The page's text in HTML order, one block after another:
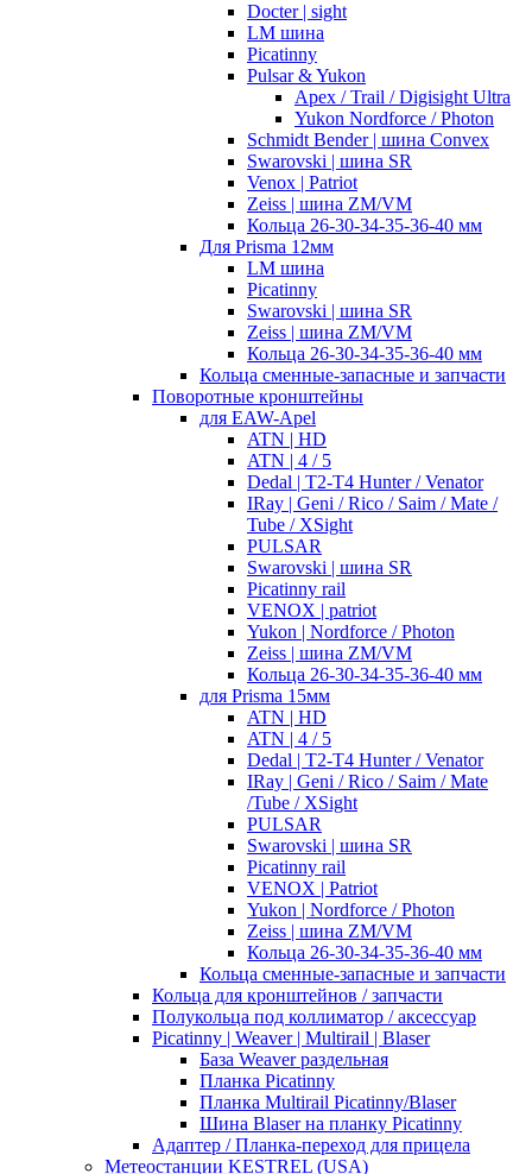
Docter | sight
LM шина
Picatinny
Pulsar & Yukon
Apex / Trail / Digisight Ultra
Yukon Nordforce / Photon
Schmidt Bender | шина Convex
Swarovski | шина SR
Venox | Patriot
Zeiss | шина ZM/VM
Кольца 26-30-34-35-36-40 мм
Для Prisma 12мм
LM шина
Picatinny
Swarovski | шина SR
Zeiss | шина ZM/VM
Кольца 26-30-34-35-36-40 мм
Кольца сменные-запасные и запчасти
Поворотные кронштейны
для EAW-Apel
ATN | HD
ATN | 4 / 5
Dedal | T2-T4 Hunter / Venator
IRay | Geni / Rico / Saim / Mate /
Tube / XSight
PULSAR
Swarovski | шина SR
Picatinny rail
VENOX | patriot
Yukon | Nordforce / Photon
Zeiss | шина ZM/VM
Кольца 26-30-34-35-36-40 мм
для Prisma 15мм
ATN | HD
ATN | 4 / 5
Dedal | T2-T4 Hunter / Venator
IRay | Geni / Rico / Saim / Mate
/Tube / XSight
PULSAR
Swarovski | шина SR
Picatinny rail
VENOX | Patriot
Yukon | Nordforce / Photon
Zeiss | шина ZM/VM
Кольца 26-30-34-35-36-40 мм
Кольца сменные-запасные и запчасти
Кольца для кронштейнов / запчасти
Полукольца под коллиматор / аксессуар
Picatinny | Weaver | Multirail | Blaser
База Weaver раздельная
Планка Picatinny
Планка Multirail Picatinny/Blaser
Шина Blaser на планку Picatinny
Адаптер / Планка-переход для прицела
Метеостанции KESTREL (USA)